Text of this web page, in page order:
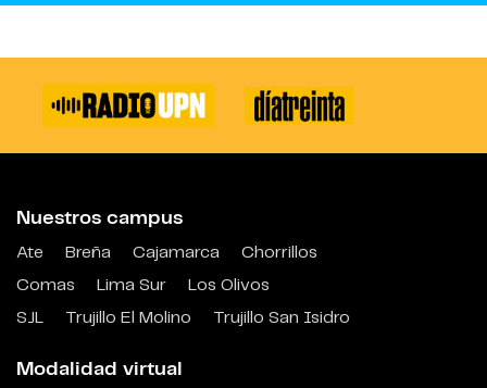
Nuestros campus
Ate Breña Cajamarca
Chorrillos
Comas
Lima Sur
Los Olivos
SJL
Trujillo El Molino Trujillo San Isidro
Modalidad virtual